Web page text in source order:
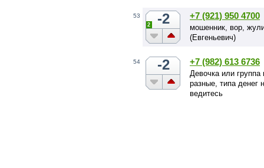
53 -2
2
+7 (921) 950 4700
мошенник, вор,
(Евгеньевич)
54 -2 +7 (982) 613 6736
Девочка или
разные, типа денег
ведитесь